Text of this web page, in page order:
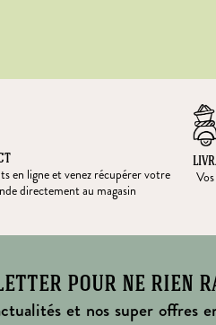
en ligne et venez récupérer votre
directement au magasin
pour ne rien
et nos super offres